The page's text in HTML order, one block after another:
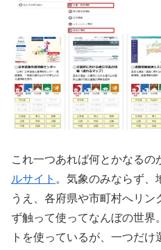
これ一つあれば何とかなるの
ルサイト 。気象のみならず、
うえ、各府県や市町村へリン
ず触って使ってなんぼの世界
トを使っているが、一つだ